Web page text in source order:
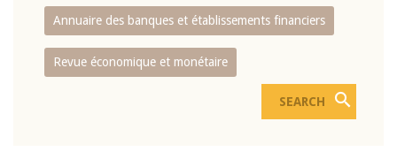
Annuaire des banques et établissements financiers
Revue économique et monétaire